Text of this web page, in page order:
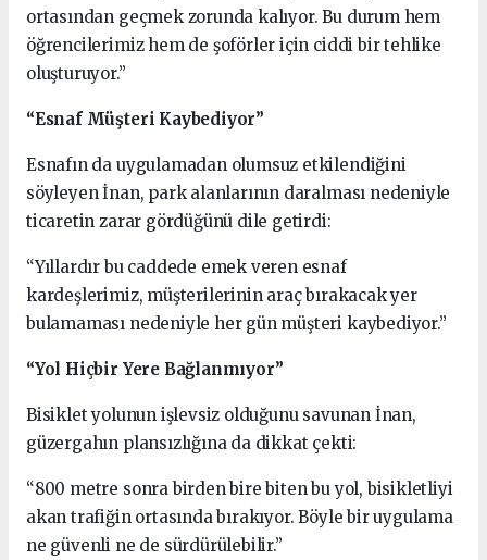
ortasından geçmek zorunda kalıyor. Bu durum hem
öğrencilerimiz hem de şoförler için ciddi bir tehlike
oluşturuyor.”
“Esnaf Müşteri Kaybediyor”
Esnafın da uygulamadan olumsuz etkilendiğini
söyleyen İnan, park alanlarının daralması nedeniyle
ticaretin zarar gördüğünü dile getirdi:
“Yıllardır bu caddede emek veren esnaf
kardeşlerimiz, müşterilerinin araç bırakacak yer
bulamaması nedeniyle her gün müşteri kaybediyor.”
“Yol Hiçbir Yere Bağlanmıyor”
Bisiklet yolunun işlevsiz olduğunu savunan İnan,
güzergahın plansızlığına da dikkat çekti:
“800 metre sonra birden bire biten bu yol, bisikletliyi
akan trafiğin ortasında bırakıyor. Böyle bir uygulama
ne güvenli ne de sürdürülebilir.”